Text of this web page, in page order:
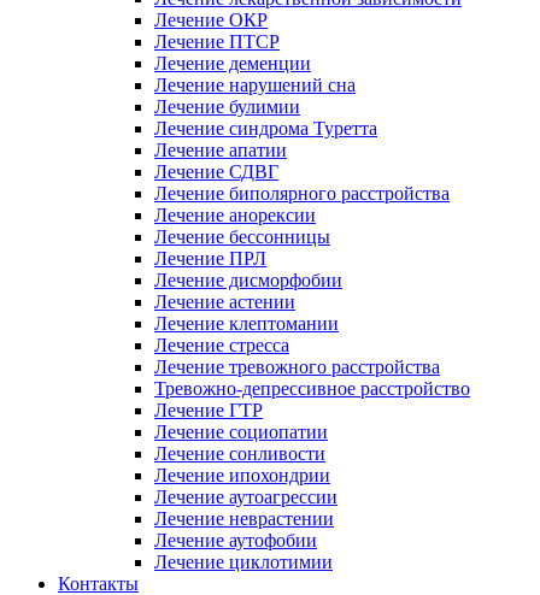
Лечение ОКР
Лечение ПТСР
Лечение деменции
Лечение нарушений сна
Лечение булимии
Лечение синдрома Туретта
Лечение апатии
Лечение СДВГ
Лечение биполярного расстройства
Лечение анорексии
Лечение бессонницы
Лечение ПРЛ
Лечение дисморфобии
Лечение астении
Лечение клептомании
Лечение стресса
Лечение тревожного расстройства
Тревожно-депрессивное расстройство
Лечение ГТР
Лечение социопатии
Лечение сонливости
Лечение ипохондрии
Лечение аутоагрессии
Лечение неврастении
Лечение аутофобии
Лечение циклотимии
Контакты